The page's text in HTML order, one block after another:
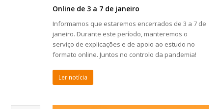
Online de 3 a 7 de janeiro
Informamos que estaremos encerrados de 3 a 7 de
janeiro. Durante este período, manteremos o
serviço de explicações e de apoio ao estudo no
formato online. Juntos no controlo da pandemia!
Ler notícia